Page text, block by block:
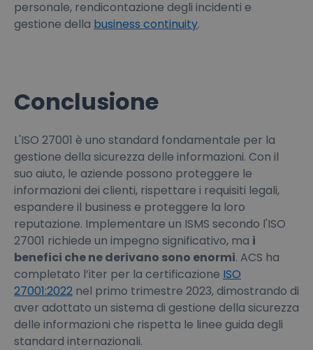
personale, rendicontazione degli incidenti e
gestione della business continuity.
Conclusione
L'ISO 27001 è uno standard fondamentale per la
gestione della sicurezza delle informazioni. Con il
suo aiuto, le aziende possono proteggere le
informazioni dei clienti, rispettare i requisiti legali,
espandere il business e proteggere la loro
reputazione. Implementare un ISMS secondo l'ISO
27001 richiede un impegno significativo, ma i
benefici che ne derivano sono enormi. ACS ha
completato l’iter per la certificazione ISO
27001:2022 nel primo trimestre 2023, dimostrando di
aver adottato un sistema di gestione della sicurezza
delle informazioni che rispetta le linee guida degli
standard internazionali.